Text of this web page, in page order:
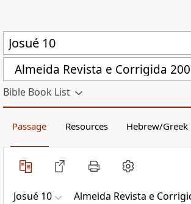
Almeida Revista e Corrigida
Bible Book List
Passage Resources Hebrew/Greek
Josué 10 Almeida Revista e